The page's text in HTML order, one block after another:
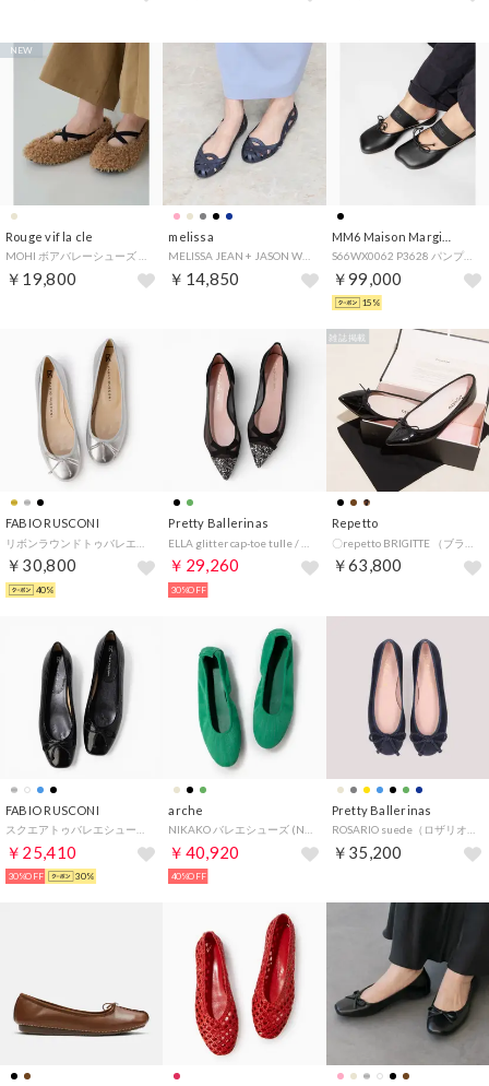
Rouge vif la cle
￥19,800
NEW
melissa
￥14,850
S66WX0062 P3628 パンプス SLIPPER レディース シューズ アナトミック スリッポン バレエシューズ フラットシューズ （ブラック）
￥99,000
15%
FABIO RUSCONI
￥30,800
40%
Pretty Ballerinas
￥29,260
30%OFF
Repetto
￥63,800
雑誌掲載
FABIO RUSCONI
￥25,410
30%OFF 30%
arche
￥40,920
40%OFF
Pretty Ballerinas
￥35,200